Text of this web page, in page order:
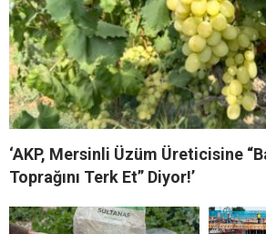
‘AKP, Mersinli Üzüm Üreticisine
Toprağını Terk Et” Diyor!’